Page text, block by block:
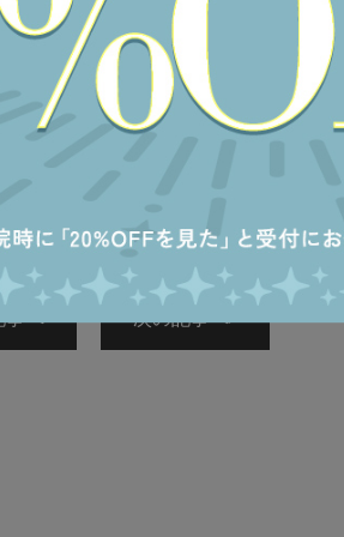
事へ 次の記事へ